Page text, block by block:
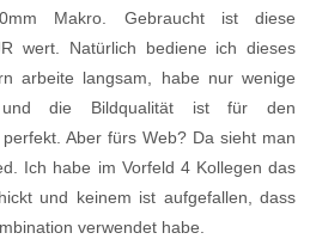
Makro. Gebraucht ist diese
wert. Natürlich bediene ich dieses
arbeite langsam, habe nur wenige
und die Bildqualität ist für den
Aber fürs Web? Da sieht man
Ich habe im Vorfeld 4 Kollegen das
und keinem ist aufgefallen, dass
verwendet habe.